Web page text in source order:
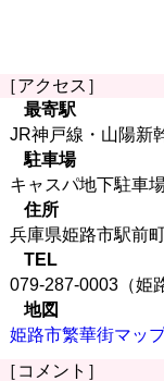
［アクセス］
最寄駅
JR神戸線・山陽新
駐車場
キャスパ地下駐車
住所
兵庫県姫路市駅
TEL
079-287-0003（姫
地図
姫路市繁華街マッ
［コメント］